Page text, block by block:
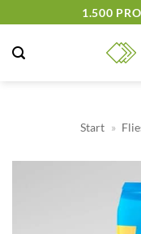
springen
1.500
Start »